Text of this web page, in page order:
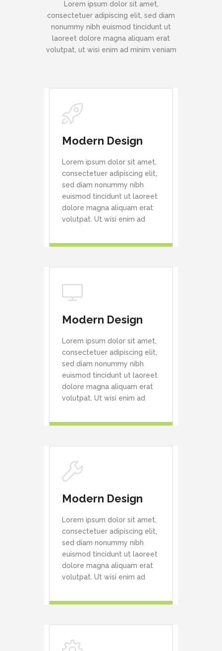
Lorem ipsum dolor sit amet,
consectetuer adipiscing elit, sed diam
nonummy nibh euismod tincidunt ut
laoreet dolore magna aliquam erat
volutpat, ut wisi enim ad minim veniam
Modern Design
Lorem ipsum dolor sit amet,
consectetuer adipiscing elit,
sed diam nonummy nibh
euismod tincidunt ut laoreet
dolore magna aliquam erat
volutpat. Ut wisi enim ad
Modern Design
Lorem ipsum dolor sit amet,
consectetuer adipiscing elit,
sed diam nonummy nibh
euismod tincidunt ut laoreet
dolore magna aliquam erat
volutpat. Ut wisi enim ad
Modern Design
Lorem ipsum dolor sit amet,
consectetuer adipiscing elit,
sed diam nonummy nibh
euismod tincidunt ut laoreet
dolore magna aliquam erat
volutpat. Ut wisi enim ad